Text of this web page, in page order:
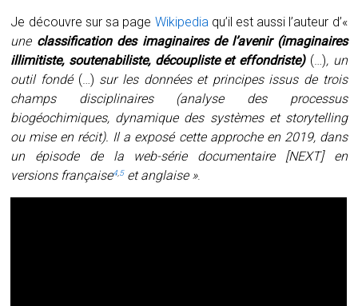
Je découvre sur sa page Wikipediaqu’il est aussi l’auteur d’«
une classification des imaginaires de l’avenir (imaginaires
illimitiste, soutenabiliste, découpliste et effondriste) (…), un
outil fondé (…) sur les données et principes issus de trois
champs disciplinaires (analyse des processus
biogéochimiques, dynamique des systèmes et storytelling
ou mise en récit). Il a exposé cette approche en 2019, dans
un épisode de la web-série documentaire [NEXT] en
versions française4 5et anglaise ».